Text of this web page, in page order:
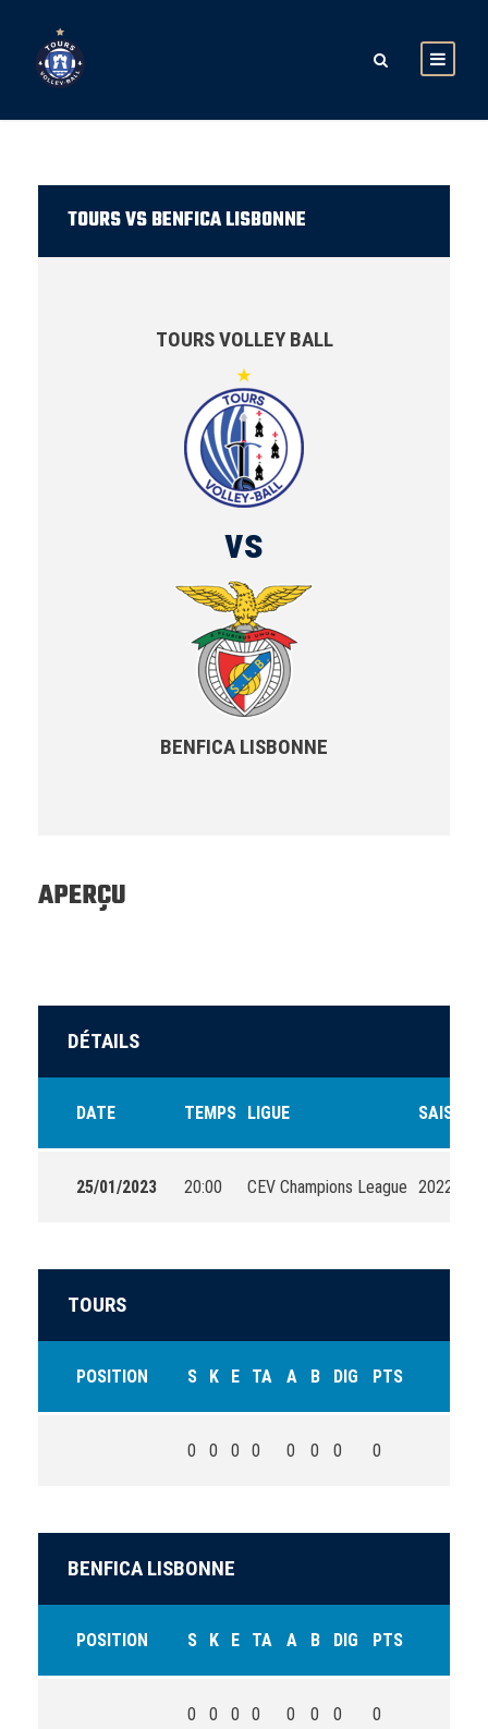
TOURS VS BENFICA LISBONNE
TOURS VOLLEY BALL
vs
BENFICA LISBONNE
APERÇU
DÉTAILS
DATE TEMPS LIGUE SAISON
25/01/2023 20:00 CEV Champions League 2022-
TOURS
POSITION S K E TA A B DIG PTS
0 0 0 0 0 0 0 0
BENFICA LISBONNE
POSITION S K E TA A B DIG PTS
0 0 0 0 0 0 0 0